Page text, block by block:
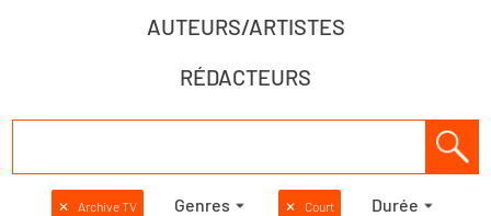
AUTEURS/ARTISTES
RÉDACTEURS
✕ Archive TV Genres ✕ Court Durée